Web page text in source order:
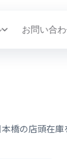
お問い合
の店頭在